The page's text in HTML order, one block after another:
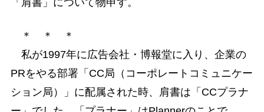
「肩書」について物申す。
＊ ＊ ＊
私が1997年に広告会社・博報堂に入り、企業の
PRをやる部署「CC局（コーポレートコミュニケー
ション局）」に配属された時、肩書は「CCプラナ